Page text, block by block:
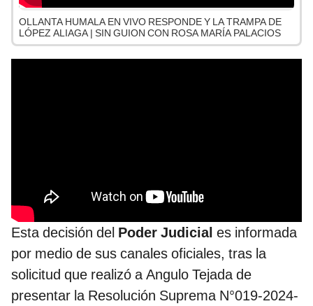
OLLANTA HUMALA EN VIVO RESPONDE Y LA TRAMPA DE
LÓPEZ ALIAGA | SIN GUION CON ROSA MARÍA PALACIOS
Esta decisión del Poder Judicial es informada
por medio de sus canales oficiales, tras la
solicitud que realizó a Angulo Tejada de
presentar la Resolución Suprema N°019-2024-